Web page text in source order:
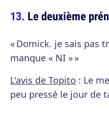
Le deuxième
« Domick. je sais pas
manque « NI » »
L'avis de Topito : Le
peu pressé le jour de